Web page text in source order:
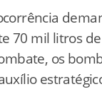
70 mil litros
os